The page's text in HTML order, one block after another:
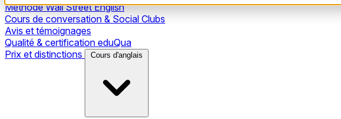
Méthode Wall Street English
Cours de conversation & Social Clubs
Avis et témoignages
Qualité & certification eduQua
Prix et distinctions
Cours d'anglais